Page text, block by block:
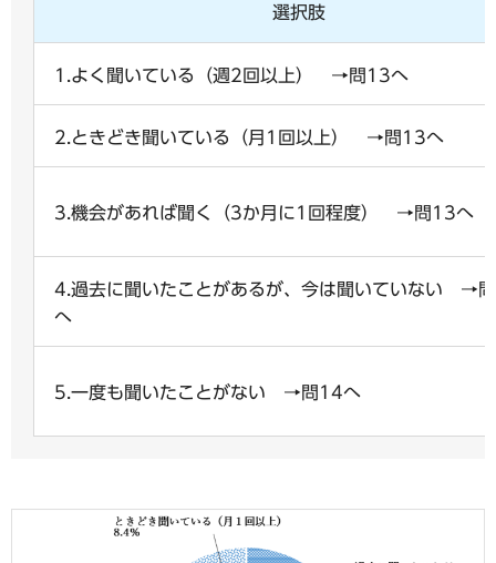
選択肢
1.よく聞いている（週2回以上） →問13へ
2.ときどき聞いている（月1回以上） →問13へ
3.機会があれば聞く（3か月に1回程度） →問13へ
4.過去に聞いたことがあるが、今は聞いていない →
へ
5.一度も聞いたことがない →問14へ